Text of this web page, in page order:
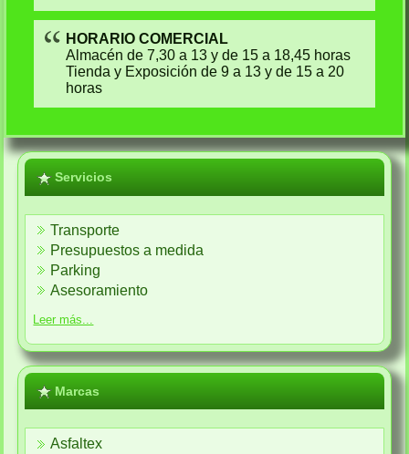
HORARIO COMERCIAL
Almacén de 7,30 a 13 y de 15 a 18,45 horas
Tienda y Exposición de 9 a 13 y de 15 a 20
horas
Servicios
Transporte
Presupuestos a medida
Parking
Asesoramiento
Leer más...
Marcas
Asfaltex